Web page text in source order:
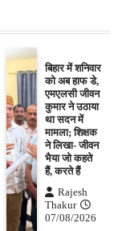
बिहार में शनिवार
को अब हाफ डे,
एमएलसी जीवन
कुमार ने उठाया
था सदन में
मामला; शिक्षक
ने लिखा- जीवन
भैया जो कहते
हैं, करते हैं
Rajesh
Thakur
07/08/2026